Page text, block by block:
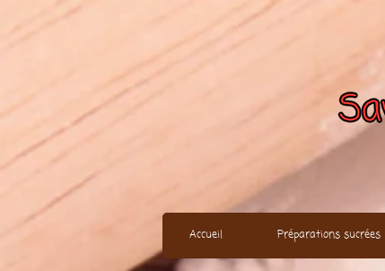
Accueil Préparations sucrées